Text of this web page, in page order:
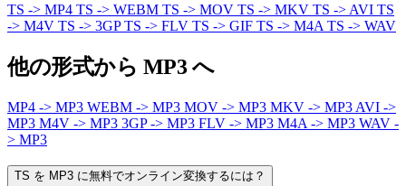
TS -> MP4 TS -> WEBM TS -> MOV TS -> MKV TS -> AVI TS
-> M4V TS -> 3GPTS -> FLV TS -> GIF TS -> M4A TS -> WAV
他の形式から MP3 へ
MP4 -> MP3 WEBM -> MP3 MOV -> MP3 MKV -> MP3 AVI ->
MP3 M4V -> MP3 3GP -> MP3 FLV -> MP3 M4A -> MP3 WAV -
> MP3
TS を MP3 に無料でオンライン変換するには？